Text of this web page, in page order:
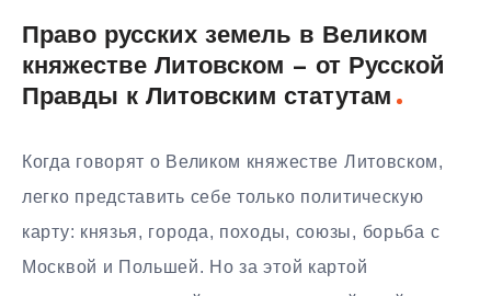
Право русских земель в Великом
княжестве Литовском — от Русской
Правды к Литовским статутам
Когда говорят о Великом княжестве Литовском,
легко представить себе только политическую
карту: князья, города, походы, союзы, борьба с
Москвой и Польшей. Но за этой картой